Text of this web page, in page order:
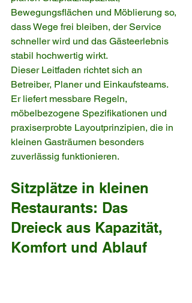
Bewegungsflächen und Möblierung so,
dass Wege frei bleiben, der Service
schneller wird und das Gästeerlebnis
stabil hochwertig wirkt.
Dieser Leitfaden richtet sich an
Betreiber, Planer und Einkaufsteams.
Er liefert messbare Regeln,
möbelbezogene Spezifikationen und
praxiserprobte Layoutprinzipien, die in
kleinen Gasträumen besonders
zuverlässig funktionieren.
Sitzplätze in kleinen
Restaurants: Das
Dreieck aus Kapazität,
Komfort und Ablauf